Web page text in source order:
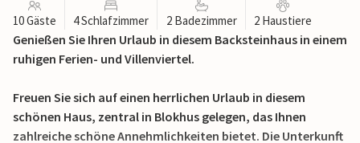
10 Gäste 4 Schlafzimmer 2 Badezimmer 2 Haustiere
Genießen Sie Ihren Urlaub in diesem Backsteinhaus in einem
ruhigen Ferien- und Villenviertel.
Freuen Sie sich auf einen herrlichen Urlaub in diesem
schönen Haus, zentral in Blokhus gelegen, das Ihnen
zahlreiche schöne Annehmlichkeiten bietet. Die Unterkunft